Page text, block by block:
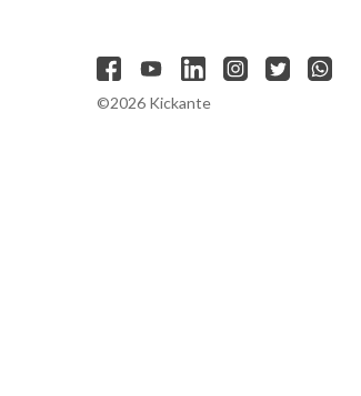
©2026 Kickante